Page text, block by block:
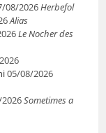
08/2026Herbefol
Alias
Le Nocher des
05/08/2026
Sometimes a